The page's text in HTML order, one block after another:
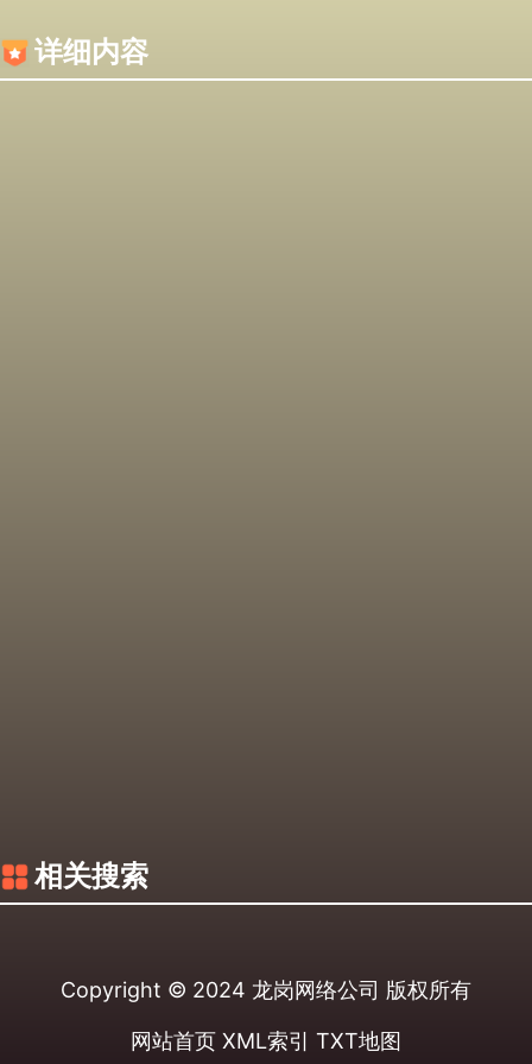
详细内容
相关搜索
Copyright © 2024 龙岗网络公司 版权所有
网站首页 XML索引 TXT地图